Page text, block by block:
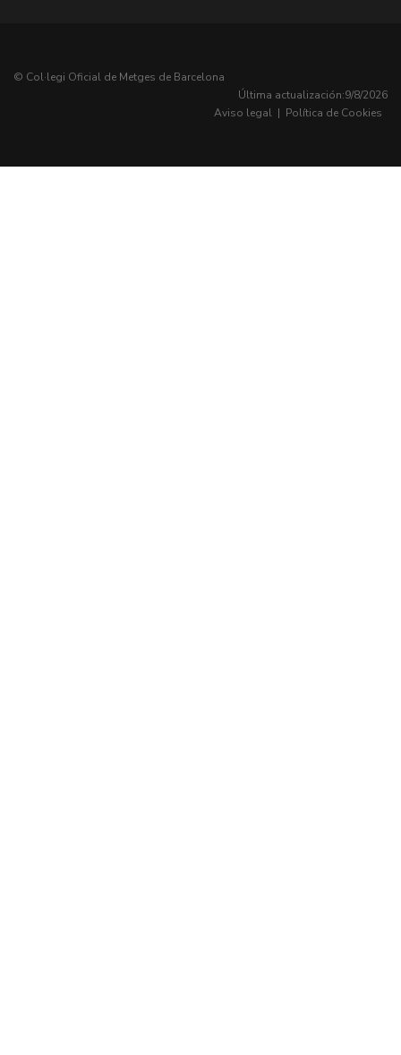
© Col·legi Oficial de Metges de Barcelona
Última actualización:9/8/2026
Aviso legal | Política de Cookies